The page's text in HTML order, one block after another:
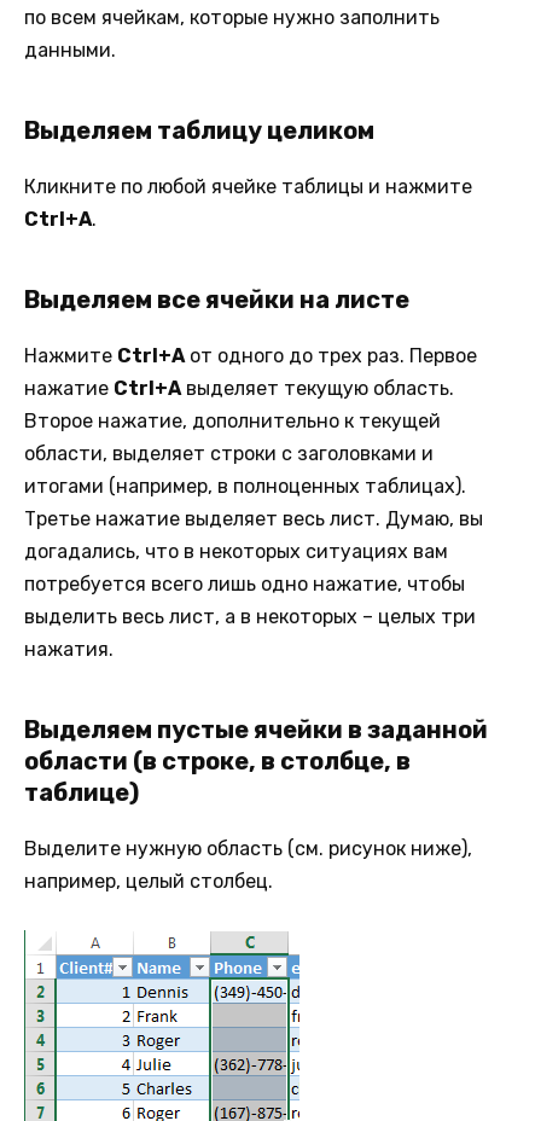
по всем ячейкам, которые нужно заполнить
данными.
Выделяем таблицу целиком
Кликните по любой ячейке таблицы и нажмите
Ctrl+A.
Выделяем все ячейки на листе
Нажмите Ctrl+A от одного до трех раз. Первое
нажатие Ctrl+A выделяет текущую область.
Второе нажатие, дополнительно к текущей
области, выделяет строки с заголовками и
итогами (например, в полноценных таблицах).
Третье нажатие выделяет весь лист. Думаю, вы
догадались, что в некоторых ситуациях вам
потребуется всего лишь одно нажатие, чтобы
выделить весь лист, а в некоторых – целых три
нажатия.
Выделяем пустые ячейки в заданной
области (в строке, в столбце, в
таблице)
Выделите нужную область (см. рисунок ниже),
например, целый столбец.